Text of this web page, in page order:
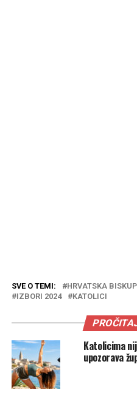
SVE O TEMI:
HRVATSKA
IZBORI 2024
KATOLICI
Katolicima
upozorava